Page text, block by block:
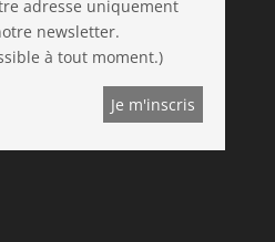
adresse uniquement
newsletter.
à tout moment.)